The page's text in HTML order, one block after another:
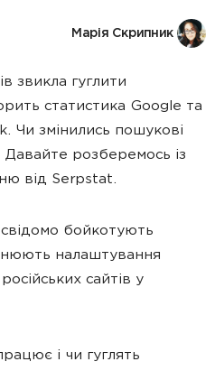
Марія Скрипник
звикла гуглити
статистика Google та
Чи змінились пошукові
Давайте розберемось із
від Serpstat.
бойкотують
налаштування
сайтів у
і чи гуглять